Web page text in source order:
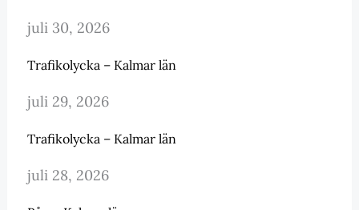
juli 30, 2026
Trafikolycka – Kalmar län
juli 29, 2026
Trafikolycka – Kalmar län
juli 28, 2026